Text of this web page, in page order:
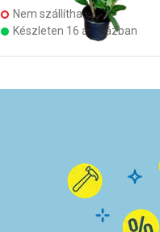
Nem szállítható
Készleten 16 áruházban